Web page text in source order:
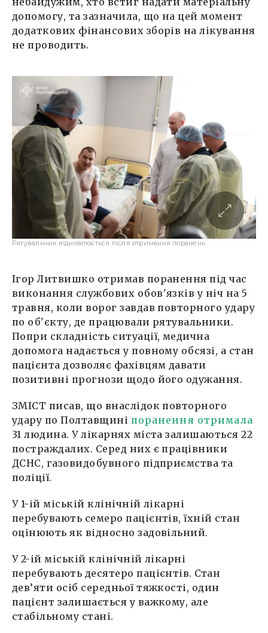
допомогу, та зазначила, що на цей момент
додаткових фінансових зборів на лікування
не проводить.
Рятувальник відновлюється після отримання поранень
Ігор Литвишко отримав поранення під час
виконання службових обов'язків у ніч на 5
травня, коли ворог завдав повторного удару
по об'єкту, де працювали рятувальники.
Попри складність ситуації, медична
допомога надається у повному обсязі, а стан
пацієнта дозволяє фахівцям давати
позитивні прогнози щодо його одужання.
ЗМІСТ писав, що внаслідок повторного
удару по Полтавщині поранення отримала
31 людина. У лікарнях міста залишаються 22
постраждалих. Серед них є працівники
ДСНС, газовидобувного підприємства та
поліції.
У 1-ій міській клінічній лікарні
перебувають семеро пацієнтів, їхній стан
оцінюють як відносно задовільний.
У 2-ій міській клінічній лікарні
перебувають десятеро пацієнтів. Стан
дев’яти осіб середньої тяжкості, один
пацієнт залишається у важкому, але
стабільному стані.